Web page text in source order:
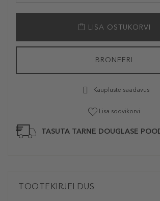
LISA OSTUKORVI
BRONEERI
Kaupluste saadavus
Lisa soovikorvi
TASUTA TARNE DOUGLASE
TOOTEKIRJELDUS